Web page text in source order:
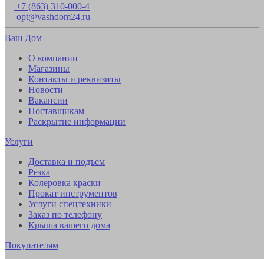
+7 (863) 310-000-4
opt@vashdom24.ru
Ваш Дом
О компании
Магазины
Контакты и реквизиты
Новости
Вакансии
Поставщикам
Раскрытие информации
Услуги
Доставка и подъем
Резка
Колеровка краски
Прокат инструментов
Услуги спецтехники
Заказ по телефону
Крыша вашего дома
Покупателям